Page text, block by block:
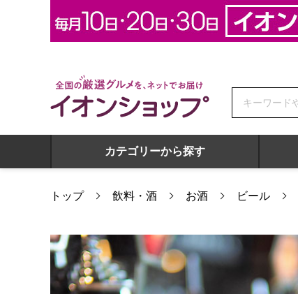
全国の厳選グルメを、ネットでお届け イオンショップ
カテゴリーから探す
トップ 飲料・酒 お酒 ビール